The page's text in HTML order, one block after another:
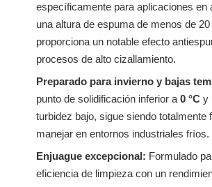
Surfactante S603H (etoxilatos de alcohol isómero C12-C15)
Preguntar
específicamente para aplicaciones en
una altura de espuma de menos de
proporciona un notable efecto
procesos de alto cizallamiento.
Preparado para invierno y bajas
punto de solidificación inferior a 0 °C y
turbidez bajo, sigue siendo totalmente
manejar en entornos industriales fríos.
Enjuague excepcional: Formulado
eficiencia de limpieza con un